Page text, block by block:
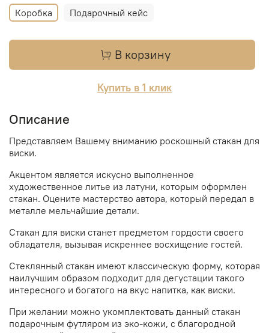
Коробка Подарочный кейс
В корзину
Купить в 1 клик
Описание
Представляем Вашему вниманию роскошный стакан для
виски.
Акцентом является искусно выполненное
художественное литье из латуни, которым оформлен
стакан. Оцените мастерство автора, который передал в
металле мельчайшие детали.
Стакан для виски станет предметом гордости своего
обладателя, вызывая искреннее восхищение гостей.
Стеклянный стакан имеют классическую форму, которая
наилучшим образом подходит для дегустации такого
интересного и богатого на вкус напитка, как виски.
При желании можно укомплектовать данный стакан
подарочным футляром из эко-кожи, с благородной